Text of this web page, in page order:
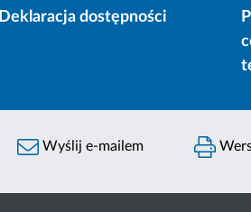
Deklaracja dostępności
Wyślij e-mailem